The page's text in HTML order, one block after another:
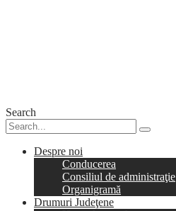
Search
Despre noi
Conducerea
Consiliul de administraţie
Organigramă
Drumuri Judeţene